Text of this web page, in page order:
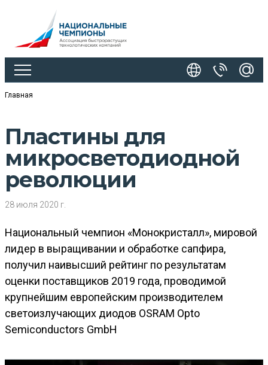
Главная
Пластины для
микросветодиодной
революции
28 июля 2020 г.
Национальный чемпион «Монокристалл», мировой
лидер в выращивании и обработке сапфира,
получил наивысший рейтинг по результатам
оценки поставщиков 2019 года, проводимой
крупнейшим европейским производителем
светоизлучающих диодов OSRAM Opto
Semiconductors GmbH